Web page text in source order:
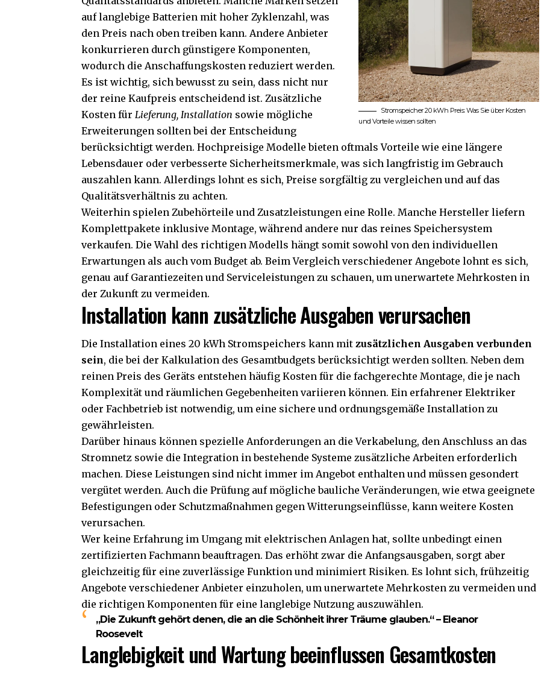
Stromspeicher 20 kWh Preis: Was Sie über Kosten
und Vorteile wissen sollten
auf langlebige Batterien mit hoher Zyklenzahl, was
den Preis nach oben treiben kann. Andere Anbieter
konkurrieren durch günstigere Komponenten,
wodurch die Anschaffungskosten reduziert werden.
Es ist wichtig, sich bewusst zu sein, dass nicht nur
der reine Kaufpreis entscheidend ist. Zusätzliche
Kosten für Lieferung, Installation sowie mögliche
Erweiterungen sollten bei der Entscheidung
berücksichtigt werden. Hochpreisige Modelle bieten oftmals Vorteile wie eine längere
Lebensdauer oder verbesserte Sicherheitsmerkmale, was sich langfristig im Gebrauch
auszahlen kann. Allerdings lohnt es sich, Preise sorgfältig zu vergleichen und auf das
Qualitätsverhältnis zu achten.
Weiterhin spielen Zubehörteile und Zusatzleistungen eine Rolle. Manche Hersteller liefern
Komplettpakete inklusive Montage, während andere nur das reines Speichersystem
verkaufen. Die Wahl des richtigen Modells hängt somit sowohl von den individuellen
Erwartungen als auch vom Budget ab. Beim Vergleich verschiedener Angebote lohnt es sich,
genau auf Garantiezeiten und Serviceleistungen zu schauen, um unerwartete Mehrkosten in
der Zukunft zu vermeiden.
Installation kann zusätzliche Ausgaben verursachen
Die Installation eines 20 kWh Stromspeichers kann mitzusätzlichen Ausgaben verbunden
sein, die bei der Kalkulation des Gesamtbudgets berücksichtigt werden sollten. Neben dem
reinen Preis des Geräts entstehen häufig Kosten für die fachgerechte Montage, die je nach
Komplexität und räumlichen Gegebenheiten variieren können. Ein erfahrener Elektriker
oder Fachbetrieb ist notwendig, um eine sichere und ordnungsgemäße Installation zu
gewährleisten.
Darüber hinaus können spezielle Anforderungen an die Verkabelung, den Anschluss an das
Stromnetz sowie die Integration in bestehende Systeme zusätzliche Arbeiten erforderlich
machen. Diese Leistungen sind nicht immer im Angebot enthalten und müssen gesondert
vergütet werden. Auch die Prüfung auf mögliche bauliche Veränderungen, wie etwa geeignete
Befestigungen oder Schutzmaßnahmen gegen Witterungseinflüsse, kann weitere Kosten
verursachen.
Wer keine Erfahrung im Umgang mit elektrischen Anlagen hat, sollte unbedingt einen
zertifizierten Fachmann beauftragen. Das erhöht zwar die Anfangsausgaben, sorgt aber
gleichzeitig für eine zuverlässige Funktion und minimiert Risiken. Es lohnt sich, frühzeitig
Angebote verschiedener Anbieter einzuholen, um unerwartete Mehrkosten zu vermeiden und
die richtigen Komponenten für eine langlebige Nutzung auszuwählen.
„Die Zukunft gehört denen, die an die Schönheit ihrer Träume glauben.“ – Eleanor
Roosevelt
Langlebigkeit und Wartung beeinflussen Gesamtkosten